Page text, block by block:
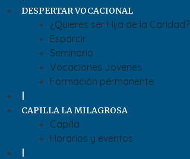
DESPERTAR VOCACIONAL
¿Quieres ser Hija de la Caridad?
Esparcir
Seminario
Vocaciones Jovenes
Formación permanente
CAPILLA LA MILAGROSA
Capilla
Horarios y eventos